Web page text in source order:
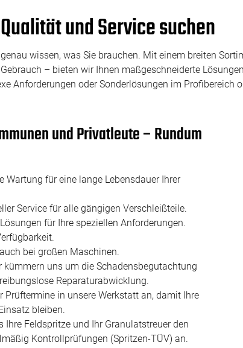
und Service suchen
wissen, was Sie brauchen. Mit einem breiten
– bieten wir Ihnen maßgeschneiderte
Anforderungen oder Sonderlösungen im
und Privatleute – Rundum
Wartung für eine lange Lebensdauer Ihrer
Service für alle gängigen Verschleißteile.
für Ihre speziellen Anforderungen.
bei großen Maschinen.
kümmern uns um die Schadensbegutachtung
Reparaturabwicklung.
Prüftermine in unsere Werkstatt an, damit Ihre
bleiben.
Ihre Feldspritze und Ihr Granulatstreuer den
Kontrollprüfungen (Spritzen-TÜV) an.